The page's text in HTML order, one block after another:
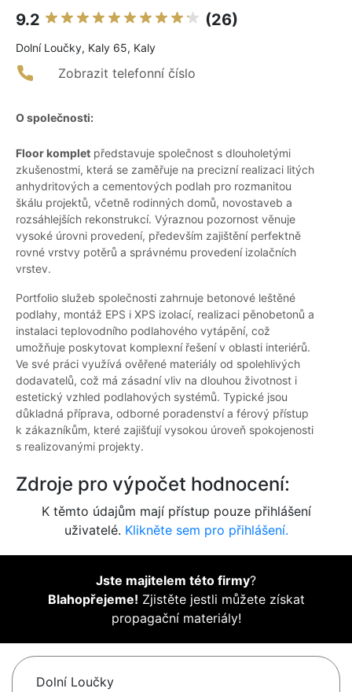
9.2 (26)
Dolní Loučky, Kaly 65, Kaly
Zobrazit telefonní číslo
O společnosti:
Floor komplet představuje společnost s dlouholetými
zkušenostmi, která se zaměřuje na precizní realizaci litých
anhydritových a cementových podlah pro rozmanitou
škálu projektů, včetně rodinných domů, novostaveb a
rozsáhlejších rekonstrukcí. Výraznou pozornost věnuje
vysoké úrovni provedení, především zajištění perfektně
rovné vrstvy potěrů a správnému provedení izolačních
vrstev.
Portfolio služeb společnosti zahrnuje betonové leštěné
podlahy, montáž EPS i XPS izolací, realizaci pěnobetonů a
instalaci teplovodního podlahového vytápění, což
umožňuje poskytovat komplexní řešení v oblasti interiérů.
Ve své práci využívá ověřené materiály od spolehlivých
dodavatelů, což má zásadní vliv na dlouhou životnost i
estetický vzhled podlahových systémů. Typické jsou
důkladná příprava, odborné poradenství a férový přístup
k zákazníkům, které zajišťují vysokou úroveň spokojenosti
s realizovanými projekty.
Zdroje pro výpočet hodnocení:
K těmto údajům mají přístup pouze přihlášení
uživatelé. Klikněte sem pro přihlášení.
Jste majitelem této firmy?
Blahopřejeme! Zjistěte jestli můžete získat
propagační materiály!
Dolní Loučky